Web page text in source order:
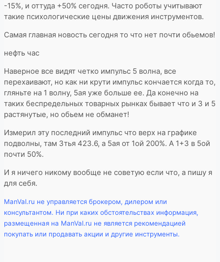
-15%, и оттуда +50% сегодня. Часто роботы учитывают
такие психологические цены движения инструментов.
Самая главная новость сегодня то что нет почти обьемов!
нефть час
Наверное все видят четко импульс 5 волна, все
перехаивают, но как ни крути импульс кончается когда то,
гляньте на 1 волну, 5ая уже больше ее. Да конечно на
таких беспредельных товарных рынках бывает что и 3 и 5
растянутые, но обьем не обманет!
Измерил эту последний импульс что верх на графике
подволны, там 3тья 423.6, а 5ая от 1ой 200%. А 1+3 в 5ой
почти 50%.
И я ничего никому вообще не советую если что, а пишу я
для себя.
ManVal.ru не управляется брокером, дилером или
консультантом. Ни при каких обстоятельствах информация,
размещенная на ManVal.ru не является рекомендацией
покупать или продавать акции и другие инструменты.